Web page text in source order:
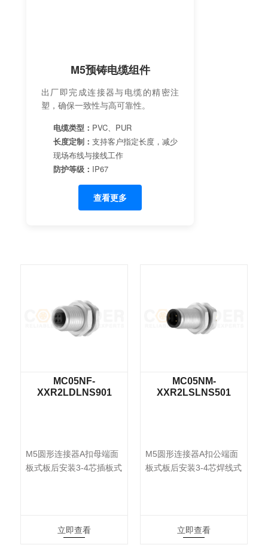
M5预铸电缆组件
出厂即完成连接器与电缆的精密注
塑，确保一致性与高可靠性。
电缆类型： PVC、PUR
长度定制： 支持客户指定长度，减少
现场布线与接线工作
防护等级： IP67
查看更多
MC05NM-
XXR2LSLNS501
M5圆形连接器A扣公端面
板式板后安装3-4芯焊线式
立即查看
MC05NF-
XXF2LSLNS501
M5圆形连接器A扣母端面
板式板前安装3-4芯焊线式
立即查看